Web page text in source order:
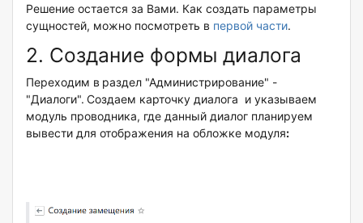
Решение остается за Вами. Как создать параметры
сущностей, можно посмотреть в первой части.
2. Создание формы диалога
Переходим в раздел "Администрирование" -
"Диалоги". Создаем карточку диалога и указываем
модуль проводника, где данный диалог планируем
вывести для отображения на обложке модуля: